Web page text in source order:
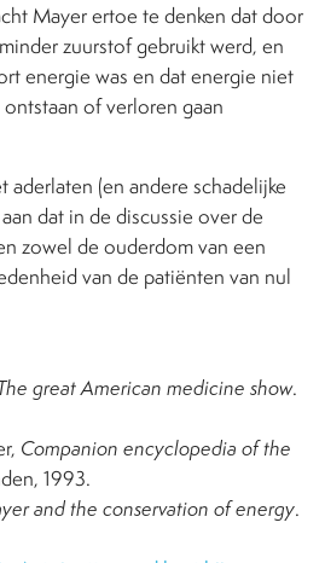
Mayer ertoe te denken dat door
zuurstof gebruikt werd, en
energie was en dat energie niet
of verloren gaan
aderlaten (en andere schadelijke
dat in de discussie over de
zowel de ouderdom van een
van de patiënten van nul
great American medicine show.
Companion encyclopedia of the
1993.
and the conservation of energy.